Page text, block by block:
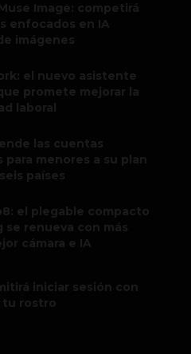
Image: competirá
enfocados en IA
imágenes
el nuevo asistente
promete mejorar la
laboral
las cuentas
para menores a su plan
países
el plegable compacto
se renueva con más
cámara e IA
iniciar sesión con
tu rostro